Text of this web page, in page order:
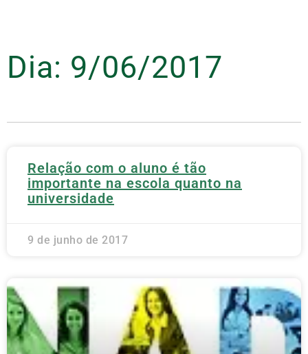
Dia: 9/06/2017
Relação com o aluno é tão
importante na escola quanto na
universidade
9 de junho de 2017